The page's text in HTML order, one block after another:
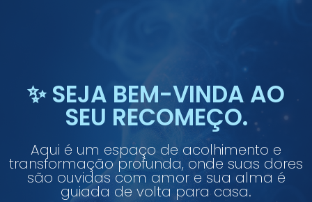
✨ SEJA BEM-VINDA AO
SEU RECOMEÇO.
Aqui é um espaço de acolhimento e
transformação profunda, onde suas dores
são ouvidas com amor e sua alma é
guiada de volta para casa.